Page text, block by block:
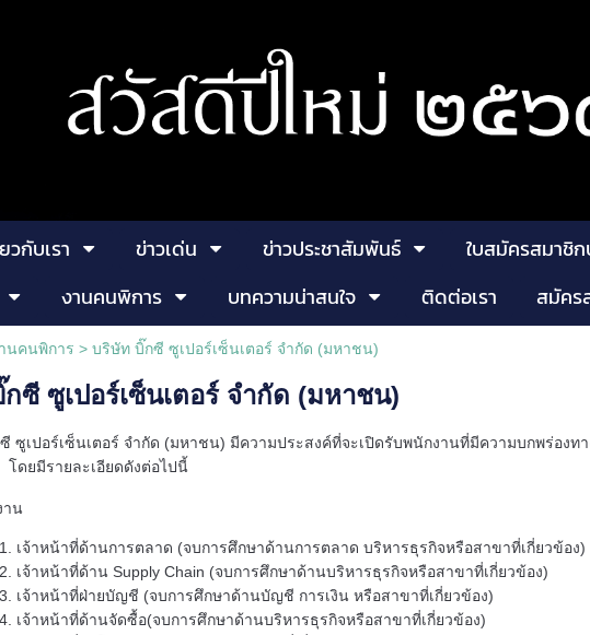
วกับเรา ข่าวเด่น ข่าวประชาสัมพันธ์ ใบสมัครสมาชิ
งานคนพิการ บทความน่าสนใจ ติดต่อเรา
สมัคร
นคนพิการ > บริษัท บิ๊กซี ซูเปอร์เซ็นเตอร์ จำกัด (มหาชน)
ซี ซูเปอร์เซ็นเตอร์ จำกัด (มหาชน)
ซูเปอร์เซ็นเตอร์ จำกัด (มหาชน) มีความประสงค์ที่จะเปิดรับพนักงานที่มีความบกพร่อง
)โดยมีรายละเอียดดังต่อไปนี้
าน
เจ้าหน้าที่ด้านการตลาด (จบการศึกษาด้านการตลาด บริหารธุรกิจหรือสาขาที่เกี่ยวข้อง)
เจ้าหน้าที่ด้าน Supply Chain (จบการศึกษาด้านบริหารธุรกิจหรือสาขาที่เกี่ยวข้อง)
เจ้าหน้าที่ฝ่ายบัญชี (จบการศึกษาด้านบัญชี การเงิน หรือสาขาที่เกี่ยวข้อง)
เจ้าหน้าที่ด้านจัดซื้อ(จบการศึกษาด้านบริหารธุรกิจหรือสาขาที่เกี่ยวข้อง)